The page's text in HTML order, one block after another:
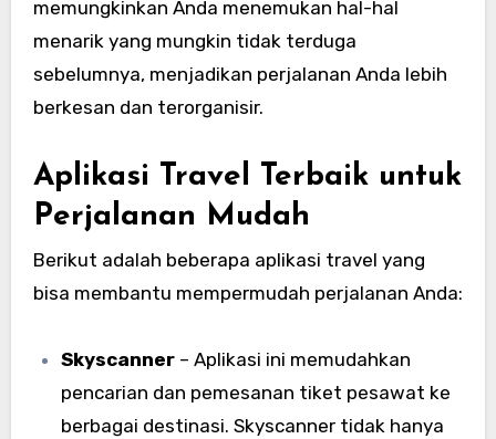
memungkinkan Anda menemukan hal-hal
menarik yang mungkin tidak terduga
sebelumnya, menjadikan perjalanan Anda lebih
berkesan dan terorganisir.
Aplikasi Travel Terbaik untuk
Perjalanan Mudah
Berikut adalah beberapa aplikasi travel yang
bisa membantu mempermudah perjalanan Anda:
Skyscanner – Aplikasi ini memudahkan
pencarian dan pemesanan tiket pesawat ke
berbagai destinasi. Skyscanner tidak hanya